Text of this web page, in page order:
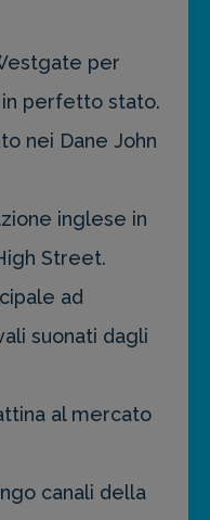
per
in perfetto stato.
nei Dane John
inglese in
Street.
ad
suonati dagli
al mercato
canali della